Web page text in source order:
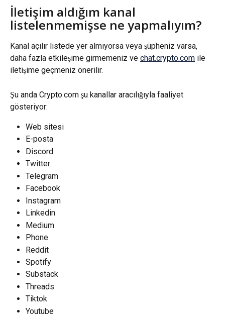
İletişim aldığım kanal
listelenmemişse ne yapmalıyım?
Kanal açılır listede yer almıyorsa veya şüpheniz varsa,
daha fazla etkileşime girmemeniz ve chat.crypto.com ile
iletişime geçmeniz önerilir.
Şu anda Crypto.com şu kanallar aracılığıyla faaliyet
gösteriyor:
Web sitesi
E-posta
Discord
Twitter
Telegram
Facebook
Instagram
Linkedin
Medium
Phone
Reddit
Spotify
Substack
Threads
Tiktok
Youtube